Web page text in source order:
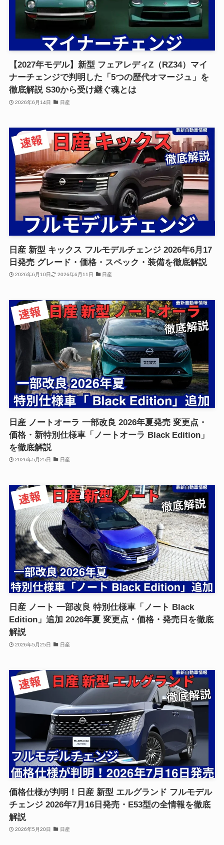
【2027年モデル】新型 フェアレディZ（RZ34）マイ
ナーチェンジで判明した「5つの歴代オマージュ」を
徹底解説 S30から受け継ぐ魂とは
2026年6月14日 日産
日産 新型 キックス フルモデルチェンジ 2026年6月17
日発売 グレード・価格・スペック・装備を徹底解説
2026年6月10日 2026年6月11日 日産
日産 ノートオーラ 一部改良 2026年夏発売 変更点・
価格・新特別仕様車「ノートオーラ Black Edition」
を徹底解説
2026年5月25日 日産
日産 ノート 一部改良 特別仕様車「ノート Black
Edition」追加 2026年夏 変更点・価格・発売日を徹底
解説
2026年5月25日 日産
価格仕様が判明！日産 新型 エルグランド フルモデル
チェンジ 2026年7月16日発売・E53型の全情報を徹底
解説
2026年5月20日 日産